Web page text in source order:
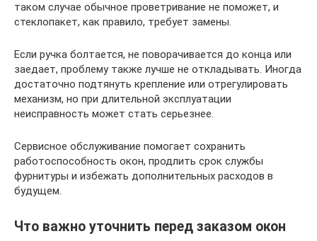
таком случае обычное проветривание не поможет, и
стеклопакет, как правило, требует замены.
Если ручка болтается, не поворачивается до конца или
заедает, проблему также лучше не откладывать. Иногда
достаточно подтянуть крепление или отрегулировать
механизм, но при длительной эксплуатации
неисправность может стать серьезнее.
Сервисное обслуживание помогает сохранить
работоспособность окон, продлить срок службы
фурнитуры и избежать дополнительных расходов в
будущем.
Что важно уточнить перед заказом окон